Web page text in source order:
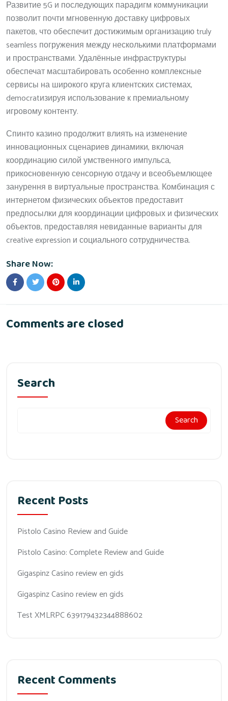
Развитие 5G и последующих парадигм коммуникации
позволит почти мгновенную доставку цифровых
пакетов, что обеспечит достижимым организацию truly
seamless погружения между несколькими платформами
и пространствами. Удалённые инфраструктуры
обеспечат масштабировать особенно комплексные
сервисы на широкого круга клиентских системах,
democratизируя использование к премиальному
игровому контенту.
Спинто казино продолжит влиять на изменение
инновационных сценариев динамики, включая
координацию силой умственного импульса,
прикосновенную сенсорную отдачу и всеобъемлющее
занурення в виртуальные пространства. Комбинация с
интернетом физических объектов предоставит
предпосылки для координации цифровых и физических
объектов, предоставляя невиданные варианты для
creative expression и социального сотрудничества.
Share Now:
Comments are closed
Search
Search
Recent Posts
Pistolo Casino Review and Guide
Pistolo Casino: Complete Review and Guide
Gigaspinz Casino review en gids
Gigaspinz Casino review en gids
Test XMLRPC 639179432344888602
Recent Comments